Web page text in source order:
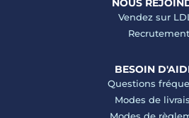
NOUS
Vendez sur
Recrutement
BESOIN
Questions
Modes de